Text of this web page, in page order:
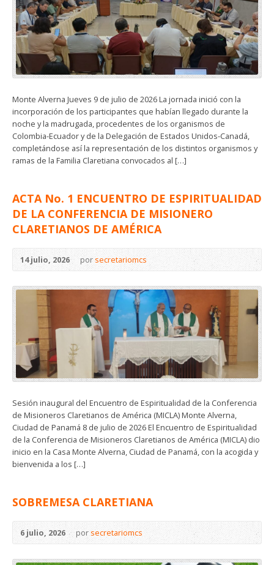
Monte Alverna Jueves 9 de julio de 2026 La jornada inició con la
incorporación de los participantes que habían llegado durante la
noche y la madrugada, procedentes de los organismos de
Colombia-Ecuador y de la Delegación de Estados Unidos-Canadá,
completándose así la representación de los distintos organismos y
ramas de la Familia Claretiana convocados al […]
ACTA No. 1 ENCUENTRO DE ESPIRITUALIDAD
DE LA CONFERENCIA DE MISIONERO
CLARETIANOS DE AMÉRICA
14 julio, 2026 por secretariomcs
Sesión inaugural del Encuentro de Espiritualidad de la Conferencia
de Misioneros Claretianos de América (MICLA) Monte Alverna,
Ciudad de Panamá 8 de julio de 2026 El Encuentro de Espiritualidad
de la Conferencia de Misioneros Claretianos de América (MICLA) dio
inicio en la Casa Monte Alverna, Ciudad de Panamá, con la acogida y
bienvenida a los […]
SOBREMESA CLARETIANA
6 julio, 2026 porsecretariomcs